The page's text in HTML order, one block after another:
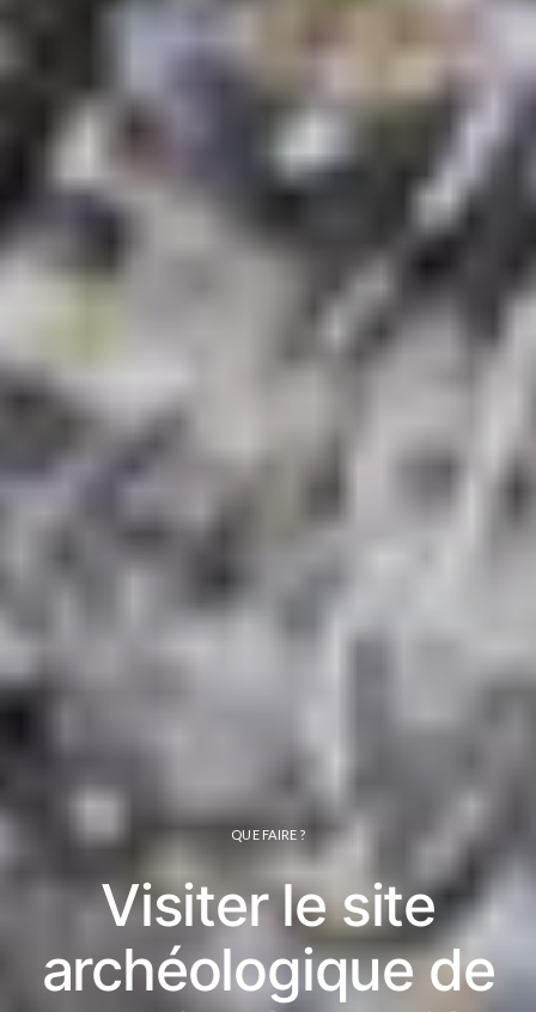
QUE FAIRE ?
Visiter le site
archéologique de